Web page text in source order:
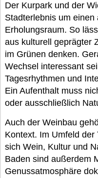
Der Kurpark und der
Stadterlebnis um
Erholungsraum. So
aus kulturell geprägter
im Grünen denken.
Wechsel interessant
Tagesrhythmen und
Ein Aufenthalt muss
oder ausschließlich
Auch der Weinbau
Kontext. Im Umfeld
sich Wein, Kultur und
Baden sind außerdem
Genussatmosphäre